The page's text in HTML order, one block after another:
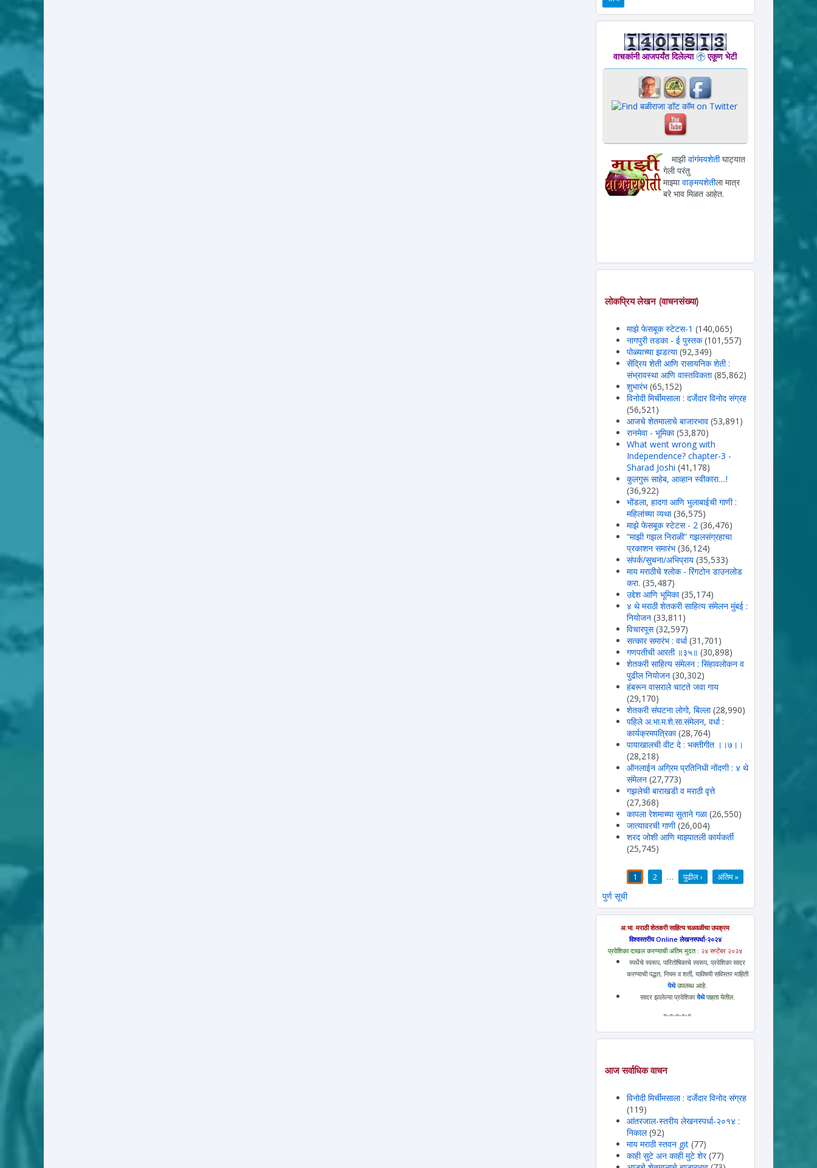
वाचकांनी आजपर्यंत दिलेल्या एकूण भेटी
माझीवांगंमयशेतीघाट्यात
गेली परंतु
माझ्यावाङ्मयशेतीला मात्र
बरे भाव मिळत आहेत.
लोकप्रिय लेखन (वाचनसंख्या)
माझे फेसबूक स्टेटस-1 (140,065)
नागपुरी तडका - ई पुस्तक (101,557)
पोळ्याच्या झडत्या (92,349)
सेंद्रिय शेती आणि रासायनिक शेती :
संभ्रावस्था आणि वास्तविकता (85,862)
शुभारंभ (65,152)
विनोदी मिर्चीमसाला : दर्जेदार विनोद संग्रह
(56,521)
आजचे शेतमालाचे बाजारभाव (53,891)
रानमेवा - भूमिका (53,870)
What went wrong with
Independence? chapter-3 -
Sharad Joshi (41,178)
कुलगुरू साहेब, आव्हान स्वीकारा....!
(36,922)
भोंडला, हादगा आणि भुलाबाईची गाणी :
महिलांच्या व्यथा (36,575)
माझे फेसबूक स्टेटस - 2 (36,476)
“माझी गझल निराळी” गझलसंग्रहाचा
प्रकाशन समारंभ (36,124)
संपर्क/सुचना/अभिप्राय (35,533)
माय मराठीचे श्लोक - रिंगटोन डाउनलोड
करा. (35,487)
उद्देश आणि भूमिका (35,174)
४ थे मराठी शेतकरी साहित्य संमेलन मुंबई :
नियोजन (33,811)
विचारपूस (32,597)
सत्कार समारंभ : वर्धा (31,701)
गणपतीची आरती ॥३५॥ (30,898)
शेतकरी साहित्य संमेलन : सिंहावलोकन व
पुढील नियोजन (30,302)
हंबरून वासराले चाटते जवा गाय
(29,170)
शेतकरी संघटना लोगो, बिल्ला (28,990)
पहिले अ.भा.म.शे.सा.संमेलन, वर्धा :
कार्यक्रमपत्रिका (28,764)
पायाखालची वीट दे : भक्तीगीत ।।७।।
(28,218)
ऑनलाईन अग्रिम प्रतिनिधी नोंदणी : ४ थे
संमेलन (27,773)
गझलेची बाराखडी व मराठी वृत्ते
(27,368)
कापला रेशमाच्या सुताने गळा (26,550)
जात्यावरची गाणी (26,004)
शरद जोशी आणि माझ्यातली कार्यकर्ती
(25,745)
1 2 … पुढील › अंतिम »
पुर्ण सूची
अ.भा. मराठी शेतकरी साहित्य चळवळीचा उपक्रम
विश्वस्तरीय Online लेखनस्पर्धा-२०२४
प्रवेशिका दाखल करण्याची अंतिम मुदत : २४ सप्टेंबर २०२४
स्पर्धेचे स्वरूप, पारितोषिकाचे स्वरूप, प्रवेशिका सादर
करण्याची पद्धत, नियम व शर्ती, याविषयी सविस्तर माहिती
येथेउपलब्ध आहे.
सादर झालेल्या प्रवेशिकायेथेपाहता येतील.
=-=-=-=-=
आज सर्वाधिक वाचन
विनोदी मिर्चीमसाला : दर्जेदार विनोद संग्रह
(119)
आंतरजाल-स्तरीय लेखनस्पर्धा-२०१४ :
निकाल (92)
माय मराठी स्तवन git (77)
काही सुटे अन काही मुटे शेर (77)